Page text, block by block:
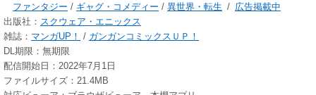
ファンタジー / ギャグ・コメディー / 異世界・転生 / 広告掲載中
出版社： スクウェア・エニックス
雑誌： マンガUP！ / ガンガンコミックスＵＰ！
DL期限：無期限
配信開始日：2022年7月1日
ファイルサイズ：21.4MB